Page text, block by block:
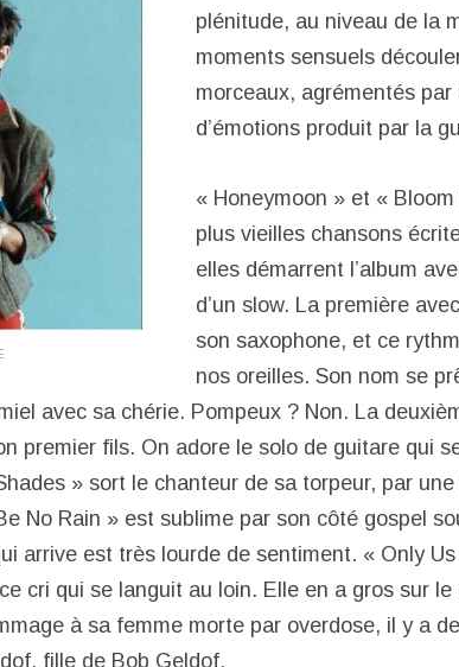
plénitude, au niveau de la
moments sensuels
morceaux, agrémentés par
d’émotions produit par la
« Honeymoon » et «
plus vieilles chansons
elles démarrent l’album
d’un slow. La première
son saxophone, et ce
nos oreilles. Son nom se
avec sa chérie. Pompeux ? Non. La
premier fils. On adore le solo de guitare qui
» sort le chanteur de sa torpeur, par
No Rain » est sublime par son côté gospel
arrive est très lourde de sentiment. « Only
cri qui se languit au loin. Elle en a gros sur
à sa femme morte par overdose, il y a
fille de Bob Geldof.